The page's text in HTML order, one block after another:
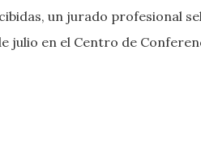
un jurado profesional
julio en el Centro de